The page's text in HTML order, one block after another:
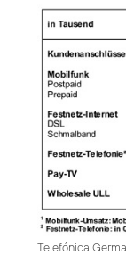
Telefónica